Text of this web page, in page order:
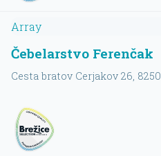
Array
Čebelarstvo Ferenčak
Cesta bratov Cerjakov 26 , 8250